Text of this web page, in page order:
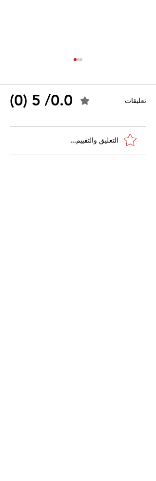
القضاء الإداري يقضي بحل
نقابة "كنابست"
تعليقات 0.0/ 5 (0)
التعليق والتقييم...